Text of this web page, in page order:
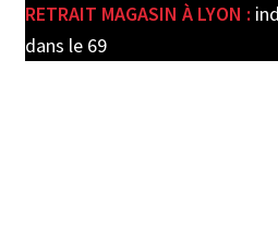
RETRAIT MAGASIN À LYON :
dans le 69